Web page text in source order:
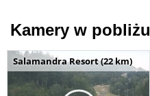
Kamery w pobliżu
Salamandra Resort (22 km)